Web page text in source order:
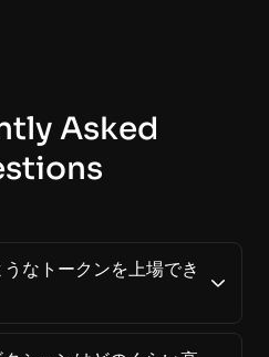
Asked
なトークンを上場でき